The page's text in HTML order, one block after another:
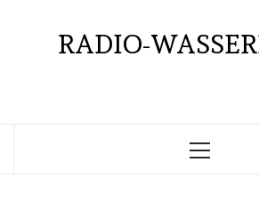
RADIO-
Primary